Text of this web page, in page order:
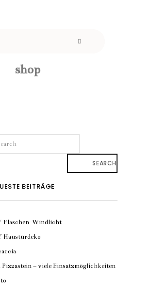
shop
SEARCH
BEITRÄGE
Flaschen-Windlicht
Haustürdeko
Pizzastein – viele Einsatzmöglichkeiten